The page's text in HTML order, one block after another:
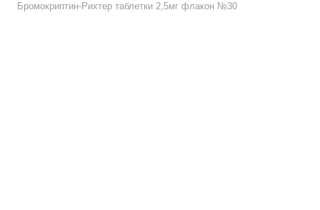
Бромокриптин-Рихтер таблетки 2,5мг флакон №30